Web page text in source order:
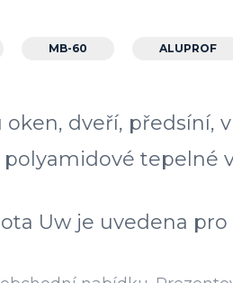
MB-60 ALUPROF
dveří, předsíní,
tepelné
Uw je uvedena